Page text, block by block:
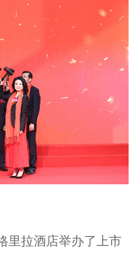
里拉酒店举办了上市